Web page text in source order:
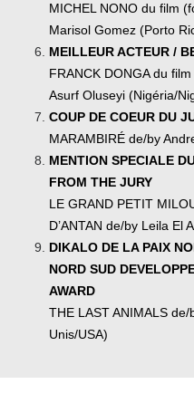
MICHEL NONO du film
Marisol Gomez (Porto
MEILLEUR ACTEUR /
FRANCK DONGA du
Asurf Oluseyi (Nigéria/
COUP DE COEUR DU
MARAMBIRÉ de/by
MENTION SPECIALE
FROM THE JURY
LE GRAND PETIT
D’ANTAN de/by Leila El
DIKALO DE LA PAIX
NORD SUD
AWARD
THE LAST ANIMALS
Unis/USA)